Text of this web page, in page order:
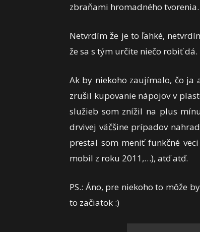
zbraňami hromadného tvorenia.
Netvrdím že je to ľahké,
že sa s tým určite niečo robiť dá.
Ak by niekoho zaujímalo, čo ja
zrušil kupovanie nápojov v
služieb som znížil na plus
drvivej väčšine prípadov
prestal som meniť funkčné
mobil z roku 2011,…), atď atď.
PS.: Áno, pre niekoho to môže
to začiatok :)